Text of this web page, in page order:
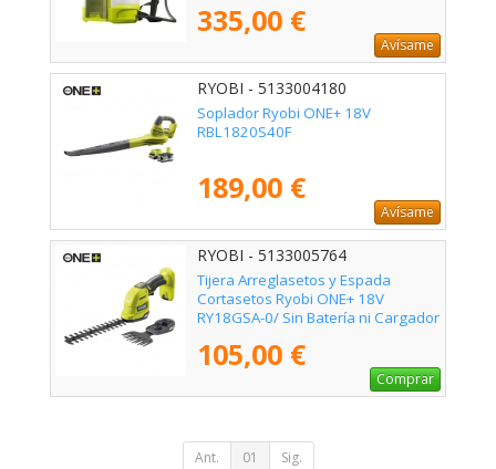
335,00 €
Avísame
RYOBI - 5133004180
Soplador Ryobi ONE+ 18V
RBL1820S40F
189,00 €
Avísame
RYOBI - 5133005764
Tijera Arreglasetos y Espada
Cortasetos Ryobi ONE+ 18V
RY18GSA-0/ Sin Batería ni Cargador
105,00 €
Comprar
Ant. 01 Sig.